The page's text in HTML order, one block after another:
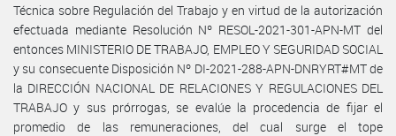
Técnica sobre Regulación del Trabajo y en virtud de la autorización
efectuada mediante Resolución Nº RESOL-2021-301-APN-MT del
entonces MINISTERIO DE TRABAJO, EMPLEO Y SEGURIDAD SOCIAL
y su consecuente Disposición Nº DI-2021-288-APN-DNRYRT#MT de
la DIRECCIÓN NACIONAL DE RELACIONES Y REGULACIONES DEL
TRABAJO y sus prórrogas, se evalúe la procedencia de fijar el
promedio de las remuneraciones, del cual surge el tope